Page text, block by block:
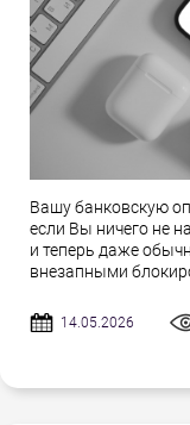
Вашу банковскую
если Вы ничего не
и теперь даже
внезапными
14.05.2026